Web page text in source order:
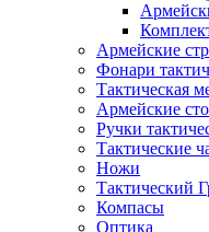
Армейские
Фонари
Тактическая
Армейские
Ручки
Тактические
Ножи
Тактический
Компасы
Оптика